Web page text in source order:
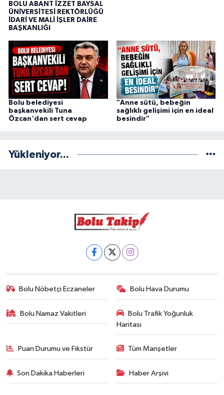
BOLU ABANT İZZET BAYSAL
ÜNİVERSİTESİ REKTÖRLÜĞÜ
İDARİ VE MALİ İŞLER DAİRE
BAŞKANLIĞI
Bolu belediyesi
başkanvekili Tuna
Özcan'dan sert cevap
"Anne sütü, bebeğin
sağlıklı gelişimi için en ideal
besindir"
Yükleniyor...
Bolu Nöbetçi Eczaneler Bolu Hava Durumu
Bolu Namaz Vakitleri
Bolu Trafik Yoğunluk
Haritası
Puan Durumu ve Fikstür Tüm Manşetler
Son Dakika Haberleri Haber Arşivi